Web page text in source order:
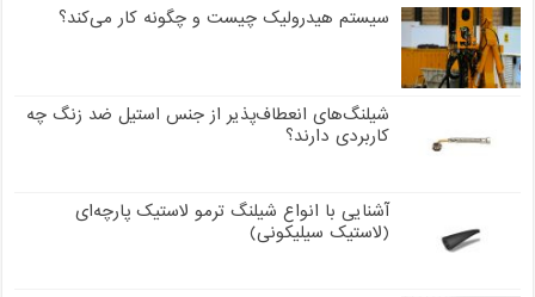
سیستم هیدرولیک چیست و چگونه کار می‌کند؟
شیلنگ‌های انعطاف‌پذیر از جنس استیل ضد زنگ چه
کاربردی دارند؟
آشنایی با انواع شیلنگ ترمو لاستیک پارچه‌ای
(لاستیک سیلیکونی)